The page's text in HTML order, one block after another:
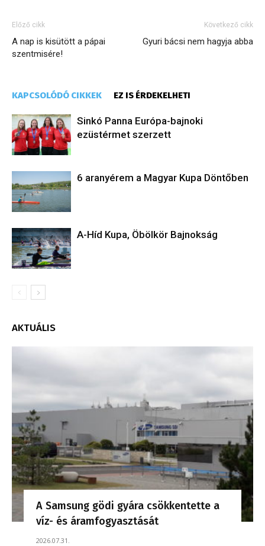
Előző cikk
A nap is kisütött a pápai
szentmisére!
Következő cikk
Gyuri bácsi nem hagyja abba
KAPCSOLÓDÓ CIKKEK EZ IS ÉRDEKELHETI
Sinkó Panna Európa-bajnoki
ezüstérmet szerzett
6 aranyérem a Magyar Kupa Döntőben
A-Híd Kupa, Öbölkör Bajnokság
AKTUÁLIS
A Samsung gödi gyára csökkentette a
víz- és áramfogyasztását
2026.07.31.